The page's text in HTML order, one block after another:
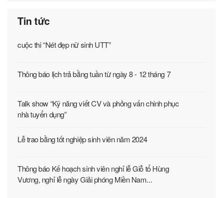
Tin tức
cuộc thi “Nét đẹp nữ sinh UTT”
Thông báo lịch trả bằng tuần từ ngày 8 - 12 tháng 7
Talk show “Kỹ năng viết CV và phỏng vấn chinh phục
nhà tuyển dụng”
Lễ trao bằng tốt nghiệp sinh viên năm 2024
Thông báo Kế hoạch sinh viên nghỉ lễ Giỗ tổ Hùng
Vương, nghỉ lễ ngày Giải phóng Miền Nam...